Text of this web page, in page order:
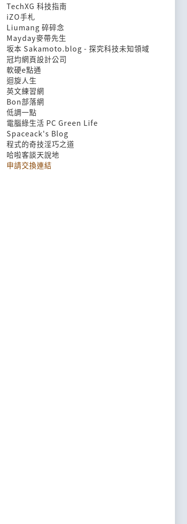
TechXG 科技指南
iZO手札
Liumang 碎碎念
Mayday麥帶先生
坂本 Sakamoto.blog - 探究科技未知領域
冠均網頁設計公司
軟硬e點通
迴旋人生
英文練習網
Bon部落網
低調一點
電腦綠生活 PC Green Life
Spaceack's Blog
程式的奇技淫巧之道
哈啦客談天說地
申請交換連結